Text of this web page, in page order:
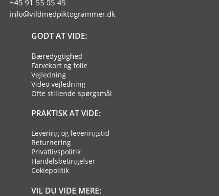
+45 91 55 05 45
info@vildmedpiktogrammer.dk
GODT AT VIDE:
Bæredygtighed
Farvekort og folie
Vejledning
Video vejledning
Ofte stillende spørgsmål
PRAKTISK AT VIDE:
Levering og leveringstid
Returnering
Privatlivspolitik
Handelsbetingelser
Cokiepolitik
VIL DU VIDE MERE: